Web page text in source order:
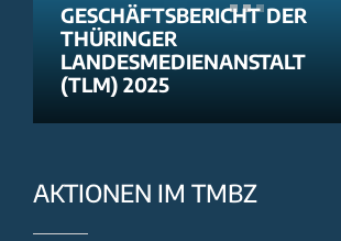
GESCHÄFTSBERICHT DER
THÜRINGER
LANDESMEDIENANSTALT
(TLM) 2025
AKTIONEN IM TMBZ